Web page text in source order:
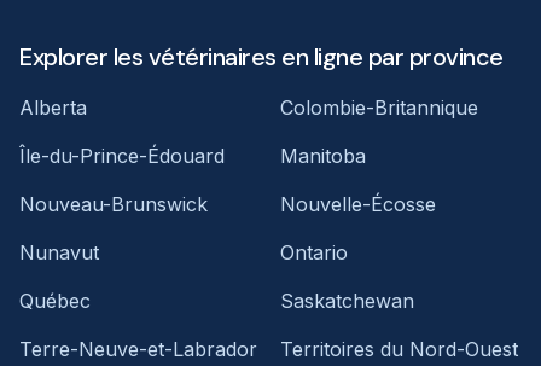
Explorer les vétérinaires en ligne par province
Alberta
Colombie-Britannique
Île-du-Prince-Édouard
Manitoba
Nouveau-Brunswick
Nouvelle-Écosse
Nunavut
Ontario
Québec
Saskatchewan
Terre-Neuve-et-Labrador
Territoires du Nord-Ouest